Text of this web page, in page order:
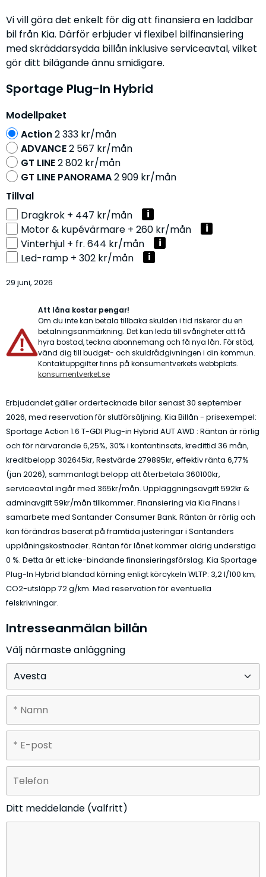
Vi vill göra det enkelt för dig att finansiera en laddbar
bil från Kia. Därför erbjuder vi flexibel bilfinansiering
med skräddarsydda billån inklusive serviceavtal, vilket
gör ditt bilägande ännu smidigare.
Sportage Plug-In Hybrid
Modellpaket
Action2 333 kr/mån
ADVANCE2 567 kr/mån
GT LINE2 802 kr/mån
GT LINE PANORAMA2 909 kr/mån
Tillval
Dragkrok + 447 kr/mån
Motor & kupévärmare + 260 kr/mån
Vinterhjul + fr. 644 kr/mån
Led-ramp + 302 kr/mån
29 juni, 2026
Att låna kostar pengar!
Om du inte kan betala tillbaka skulden i tid riskerar du en
betalningsanmärkning. Det kan leda till svårigheter att få
hyra bostad, teckna abonnemang och få nya lån. För stöd,
vänd dig till budget- och skuldrådgivningen i din kommun.
Kontaktuppgifter finns på konsumentverkets webbplats.
konsumentverket.se
Erbjudandet gäller ordertecknade bilar senast 30 september
2026, med reservation för slutförsäljning. Kia Billån - prisexempel:
Sportage Action 1.6 T-GDI Plug-in Hybrid AUT AWD : Räntan är rörlig
och för närvarande 6,25%, 30% i kontantinsats, kredittid 36 mån,
kreditbelopp 302645kr, Restvärde 279895kr, effektiv ränta 6,77%
(jan 2026), sammanlagt belopp att återbetala 360100kr,
serviceavtal ingår med 365kr/mån. Uppläggningsavgift 592kr &
adminavgift 59kr/mån tillkommer. Finansiering via Kia Finans i
samarbete med Santander Consumer Bank. Räntan är rörlig och
kan förändras baserat på framtida justeringar i Santanders
upplåningskostnader. Räntan för lånet kommer aldrig understiga
0 %. Detta är ett icke-bindande finansieringsförslag. Kia Sportage
Plug-In Hybrid blandad körning enligt körcykeln WLTP: 3,2 l/100 km;
CO2-utsläpp 72 g/km. Med reservation för eventuella
felskrivningar.
Intresseanmälan billån
Välj närmaste anläggning
Lämna detta fält tomt.
Ditt meddelande (valfritt)